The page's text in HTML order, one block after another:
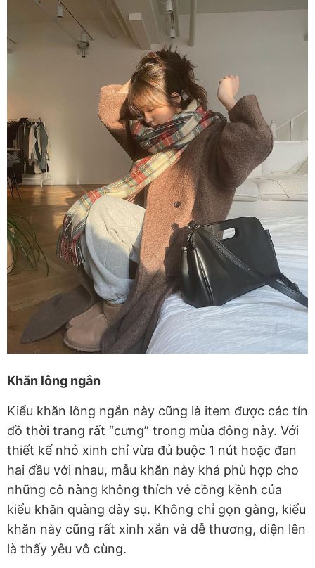
Khăn lông ngắn
Kiểu khăn lông ngắn này cũng là item được các tín
đồ thời trang rất “cưng” trong mùa đông này. Với
thiết kế nhỏ xinh chỉ vừa đủ buộc 1 nút hoặc đan
hai đầu với nhau, mẫu khăn này khá phù hợp cho
những cô nàng không thích vẻ cồng kềnh của
kiểu khăn quàng dày sụ. Không chỉ gọn gàng, kiểu
khăn này cũng rất xinh xắn và dễ thương, diện lên
là thấy yêu vô cùng.